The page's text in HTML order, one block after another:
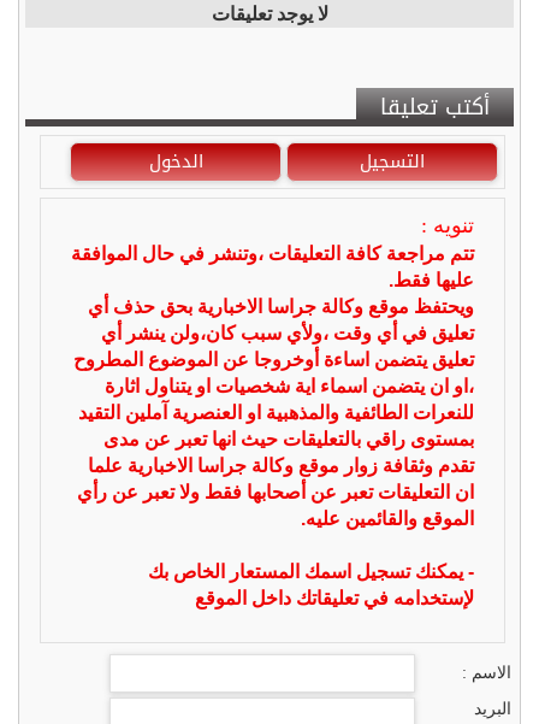
لا يوجد تعليقات
أكتب تعليقا
التسجيل الدخول
تنويه :
تتم مراجعة كافة التعليقات ،وتنشر في حال الموافقة
عليها فقط.
ويحتفظ موقع وكالة جراسا الاخبارية بحق حذف أي
تعليق في أي وقت ،ولأي سبب كان،ولن ينشر أي
تعليق يتضمن اساءة أوخروجا عن الموضوع المطروح
،او ان يتضمن اسماء اية شخصيات او يتناول اثارة
للنعرات الطائفية والمذهبية او العنصرية آملين التقيد
بمستوى راقي بالتعليقات حيث انها تعبر عن مدى
تقدم وثقافة زوار موقع وكالة جراسا الاخبارية علما
ان التعليقات تعبر عن أصحابها فقط ولا تعبر عن رأي
الموقع والقائمين عليه.
- يمكنك تسجيل اسمك المستعار الخاص بك
لإستخدامه في تعليقاتك داخل الموقع
الاسم :
البريد